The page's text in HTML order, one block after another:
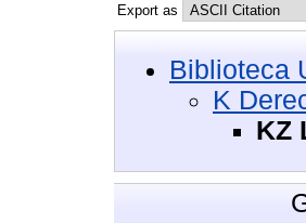
Export as
Biblioteca
K
KZ